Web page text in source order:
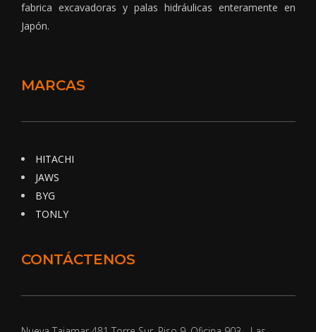
fabrica excavadoras y palas hidráulicas enteramente en
Japón.
MARCAS
HITACHI
JAWS
BYG
TONLY
CONTÁCTENOS